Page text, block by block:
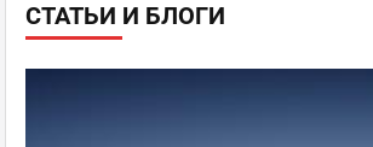
СТАТЬИ И БЛОГИ